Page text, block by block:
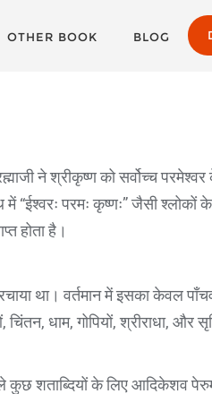
OTHER BOOK BLOG
ने श्रीकृष्ण को सर्वोच्च
“ईश्वरः परमः कृष्णः” जैसी श्लोकों
होता है।
था। वर्तमान में इसका केवल
धाम, गोपियों, श्रीराधा, और
कुछ शताब्दियों के लिए आदिकेशव